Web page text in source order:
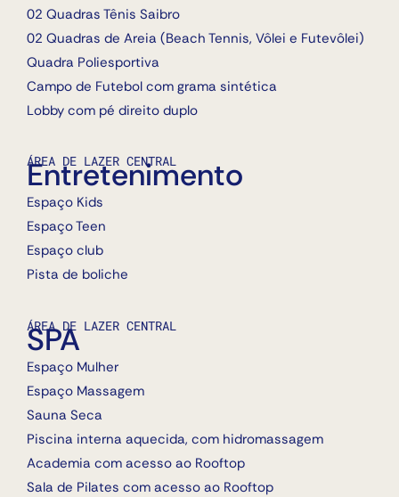
02 Quadras Tênis Saibro
02 Quadras de Areia (Beach Tennis, Vôlei e Futevôlei)
Quadra Poliesportiva
Campo de Futebol com grama sintética
Lobby com pé direito duplo
ÁREA DE LAZER CENTRAL
Entretenimento
Espaço Kids
Espaço Teen
Espaço club
Pista de boliche
ÁREA DE LAZER CENTRAL
SPA
Espaço Mulher
Espaço Massagem
Sauna Seca
Piscina interna aquecida, com hidromassagem
Academia com acesso ao Rooftop
Sala de Pilates com acesso ao Rooftop